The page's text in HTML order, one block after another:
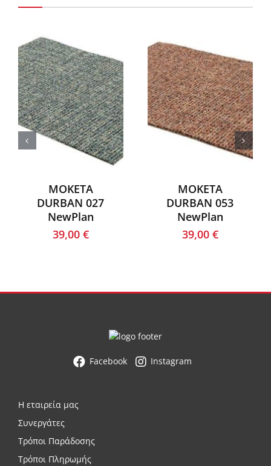
ΜΟΚΕΤΑ
DURBAN 027
NewPlan
39,00 €
ΜΟΚΕΤΑ
DURBAN 053
NewPlan
39,00 €
Facebook Instagram
Η εταιρεία μας
Συνεργάτες
Τρόποι Παράδοσης
Τρόποι Πληρωμής